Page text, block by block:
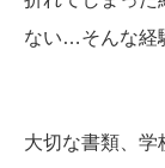
ない…そんな経
大切な書類、学